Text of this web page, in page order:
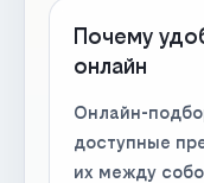
Почему
онлайн
Онлайн-
доступные
их между